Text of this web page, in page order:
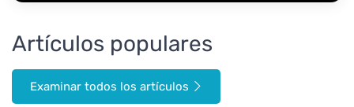
Artículos populares
Examinar todos los artículos